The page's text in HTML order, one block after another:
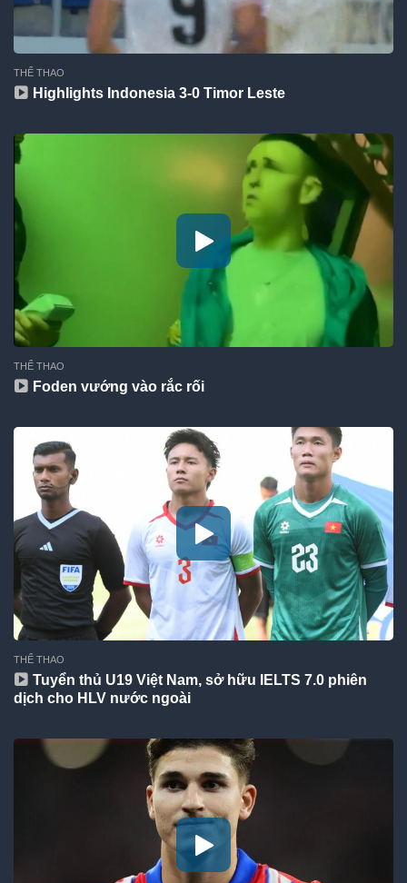
THỂ THAO
Highlights Indonesia 3-0 Timor Leste
THỂ THAO
Foden vướng vào rắc rối
THỂ THAO
Tuyển thủ U19 Việt Nam, sở hữu IELTS 7.0 phiên
dịch cho HLV nước ngoài